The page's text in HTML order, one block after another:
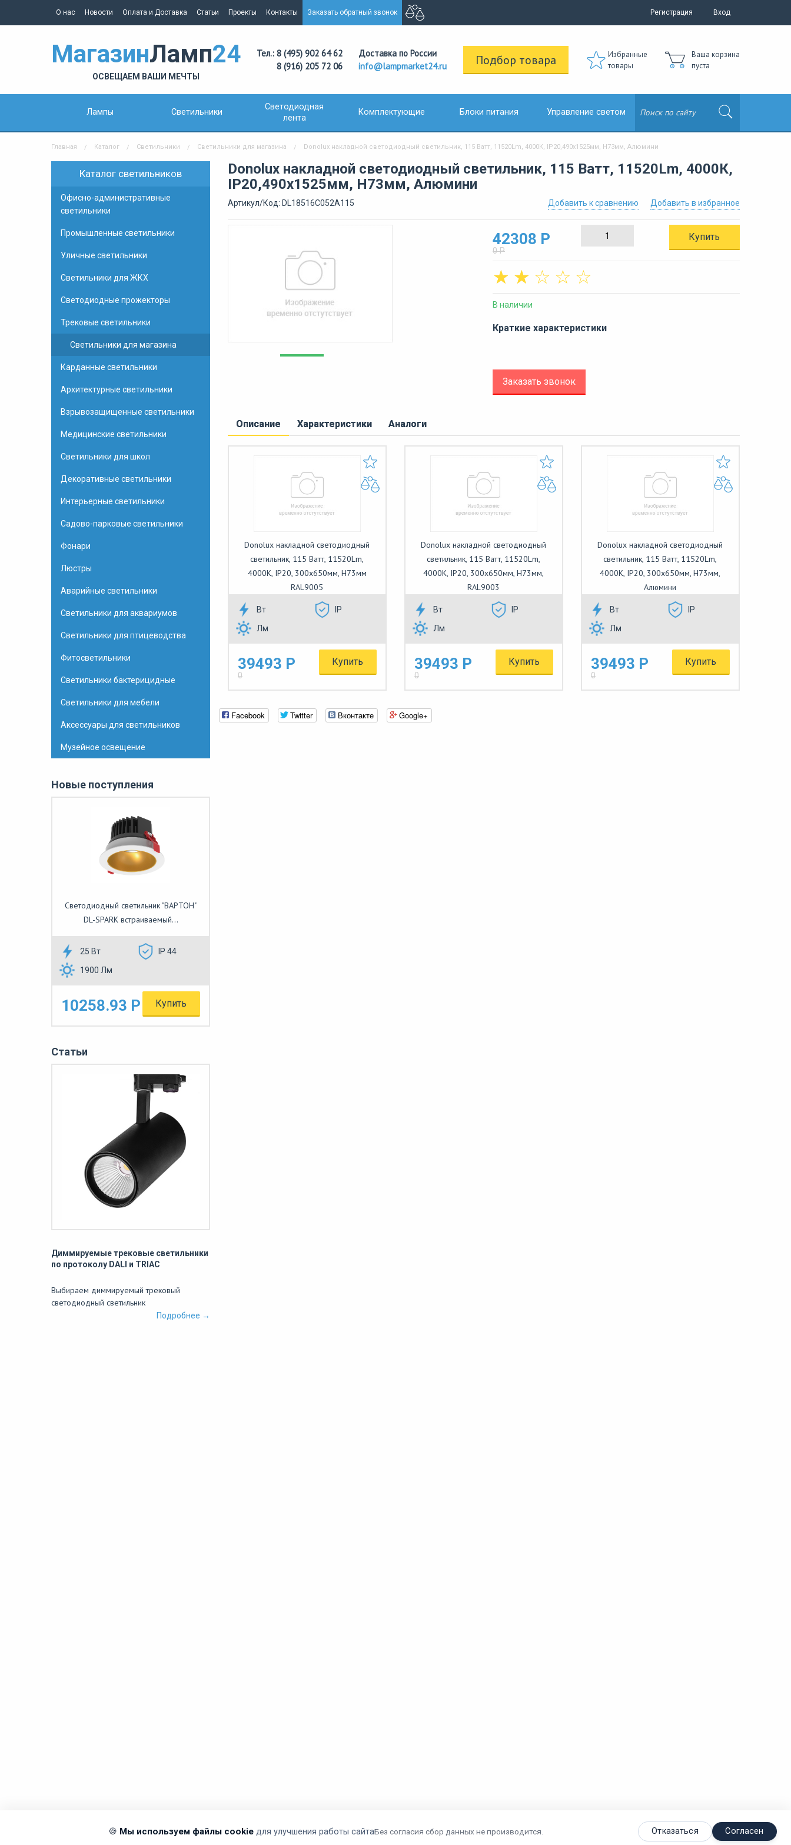
О нас Новости Оплата и Доставка Статьи Проекты Контакты Заказать обратный звонок Регистрация Вход
МагазинЛамп24
ОСВЕЩАЕМ ВАШИ МЕЧТЫ
Тел.: 8 (495) 902 64 62
8 (916) 205 72 06
Доставка по России
info@lampmarket24.ru
Подбор товара
Избранные
товары
Ваша корзина
пуста
Лампы Светильники
Светодиодная
лента
Комплектующие Блоки питания Управление светом
Главная Каталог Светильники Светильники для магазина Donolux накладной светодиодный светильник, 115 Ватт, 11520Lm, 4000К, IP20,490х1525мм, H73мм, Алюмини
Каталог светильников
Офисно-административные
светильники
Промышленные светильники
Уличные светильники
Светильники для ЖКХ
Светодиодные прожекторы
Трековые светильники
Светильники для магазина
Карданные светильники
Архитектурные светильники
Взрывозащищенные светильники
Медицинские светильники
Светильники для школ
Декоративные светильники
Интерьерные светильники
Садово-парковые светильники
Фонари
Люстры
Аварийные светильники
Светильники для аквариумов
Светильники для птицеводства
Фитосветильники
Светильники бактерицидные
Светильники для мебели
Аксессуары для светильников
Музейное освещение
Новые поступления
Светодиодный светильник "ВАРТОН"
DL-SPARK встраиваемый...
25 Вт
IP 44
1900 Лм
10258.93 Р Купить
Статьи
Диммируемые трековые светильники
по протоколу DALI и TRIAC
Выбираем диммируемый трековый
светодиодный светильник
Подробнее →
Donolux накладной светодиодный светильник, 115 Ватт, 11520Lm, 4000К,
IP20,490х1525мм, H73мм, Алюмини
Артикул/Код: DL18516C052A115 Добавить в избранное
Добавить к сравнению
42308 Р
0 Р
Купить
☆
☆
☆
☆
☆
В наличии
Краткие характеристики
Заказать звонок
Описание Характеристики Аналоги
Donolux накладной светодиодный
светильник, 115 Ватт, 11520Lm,
4000К, IP20, 300х650мм, H73мм
RAL9005
Вт
IP
Лм
39493 Р
0
Купить
Donolux накладной светодиодный
светильник, 115 Ватт, 11520Lm,
4000К, IP20, 300х650мм, H73мм,
RAL9003
Вт
IP
Лм
39493 Р
0
Купить
Donolux накладной светодиодный
светильник, 115 Ватт, 11520Lm,
4000К, IP20, 300х650мм, H73мм,
Алюмини
Вт
IP
Лм
39493 Р
0
Купить
Facebook Twitter Вконтакте Google+
🍪 Мы используем файлы cookie для улучшения работы сайтаБез согласия сбор данных не производится. Отказаться Согласен